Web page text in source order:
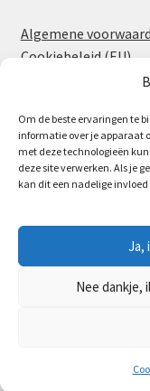
Om de beste ervaringen te
informatie over je apparaat
met deze technologieën
deze site verwerken. Als je
kan dit een nadelige
Ja,
Nee dankje,
Algemene
Cookiebeleid (EU)
Facebook
Instagram
© Partyverhuur
Privacyverklaring